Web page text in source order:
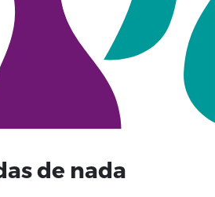
de nada